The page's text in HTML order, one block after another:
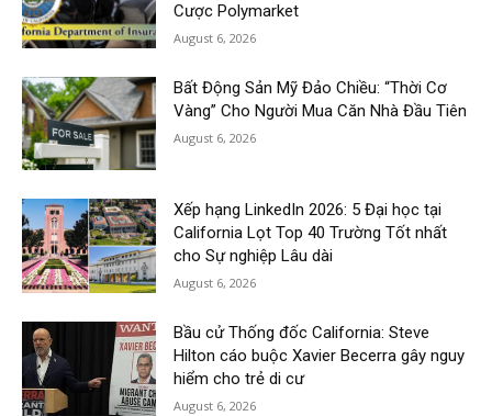
Cược Polymarket
August 6, 2026
Bất Động Sản Mỹ Đảo Chiều: “Thời Cơ
Vàng” Cho Người Mua Căn Nhà Đầu Tiên
August 6, 2026
Xếp hạng LinkedIn 2026: 5 Đại học tại
California Lọt Top 40 Trường Tốt nhất
cho Sự nghiệp Lâu dài
August 6, 2026
Bầu cử Thống đốc California: Steve
Hilton cáo buộc Xavier Becerra gây nguy
hiểm cho trẻ di cư
August 6, 2026